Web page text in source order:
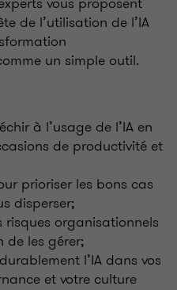
de l’utilisation de l’IA
un simple outil.
à l’usage de l’IA en
de productivité et
prioriser les bons cas
disperser;
risques organisationnels
de les gérer;
l’IA dans vos
et votre culture